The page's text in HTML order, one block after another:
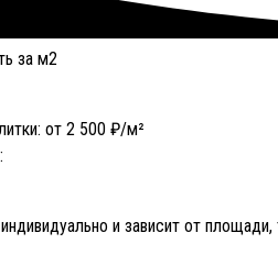
за м2
от 2 500 ₽/м²
и зависит от